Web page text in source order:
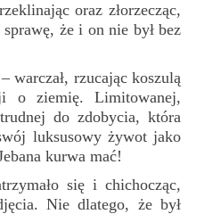
oraz złorzecząc,
sprawę, że i on nie był bez
warczał, rzucając koszulą
o ziemię. Limitowanej,
do zdobycia, która
luksusowy żywot jako
kurwa mać!
się i chichocząc,
Nie dlatego, że był